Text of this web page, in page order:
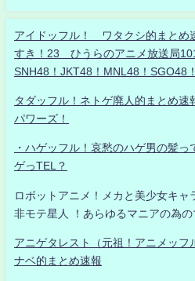
アイドッフル！ ワタクシ的まと
すき！23 ひうらのアニメ放送局
SNH48！JKT48！MNL48！SGO48
タダッフル！ネトゲ廃人的まとめ
パワーズ！
・ハゲッフル！哀愁のハゲ男の髪
ゲっTEL？
ロボットアニメ！メカと美少女キャ
非モテ星人 ！あらゆるマニアの為の
アニゲタレスト（元祖！アニメッ
ナベ的まとめ速報